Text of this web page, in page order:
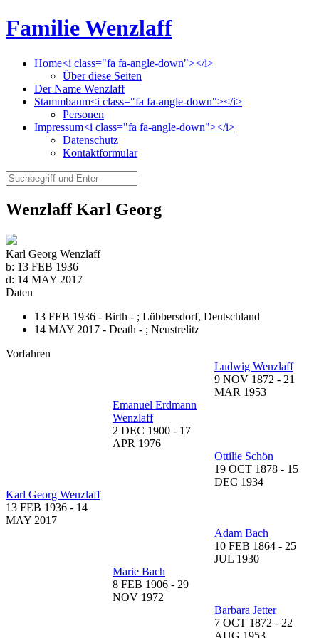
Familie Wenzlaff
Home<i class="fa fa-angle-down"></i>
Über diese Seiten
Der Name Wenzlaff
Stammbaum<i class="fa fa-angle-down"></i>
Personen
Impressum<i class="fa fa-angle-down"></i>
Datenschutz
Kontaktformular
Wenzlaff Karl Georg
Karl Georg Wenzlaff
b: 13 FEB 1936
d: 14 MAY 2017
Daten
13 FEB 1936 - Birth - ; Lübbersdorf, Deutschland
14 MAY 2017 - Death - ; Neustrelitz
Vorfahren
Ludwig Wenzlaff
9 NOV 1872 - 21
MAR 1953
Emanuel Erdmann
Wenzlaff
2 DEC 1900 - 17
APR 1976
Ottilie Schön
19 OCT 1878 - 15
DEC 1934
Karl Georg Wenzlaff
13 FEB 1936 - 14
MAY 2017
Adam Bach
10 FEB 1864 - 25
JUL 1930
Marie Bach
8 FEB 1906 - 29
NOV 1972
Barbara Jetter
7 OCT 1872 - 22
AUG 1953